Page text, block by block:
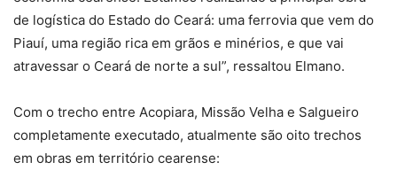
de logística do Estado do Ceará: uma ferrovia que vem do
Piauí, uma região rica em grãos e minérios, e que vai
atravessar o Ceará de norte a sul”, ressaltou Elmano.
Com o trecho entre Acopiara, Missão Velha e Salgueiro
completamente executado, atualmente são oito trechos
em obras em território cearense: